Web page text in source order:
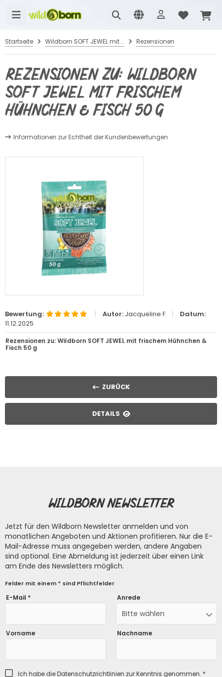
Startseite Wildborn SOFT JEWEL mit frischem Hühnchen & Fisch 50 g Rezensionen
Rezensionen zu: Wildborn
SOFT JEWEL mit frischem
Hühnchen & Fisch 50 g
Informationen zur Echtheit der Kundenbewertungen
Bewertung: | Autor: Jacqueline F. |
Datum:
11.12.2025
Rezensionen zu: Wildborn SOFT JEWEL mit frischem Hühnchen &
Fisch 50 g
ZURÜCK
DETAILS
Wildborn Newsletter
Jetzt für den Wildborn Newsletter anmelden und von
monatlichen Angeboten und Aktionen profitieren. Nur die E-
Mail-Adresse muss angegeben werden, andere Angaben
sind optional. Eine Abmeldung ist jederzeit über einen Link
am Ende des Newsletters möglich.
Felder mit einem * sind Pflichtfelder
E-Mail * Anrede
Bitte wählen
Vorname Nachname
Ich habe dieDatenschutzrichtlinien zur Kenntnis genommen. *